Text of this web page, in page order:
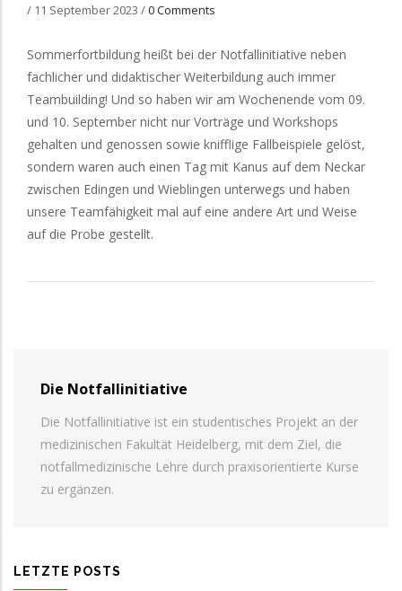
/ 11 September 2023 /0 Comments
Sommerfortbildung heißt bei der Notfallinitiative neben
fachlicher und didaktischer Weiterbildung auch immer
Teambuilding! Und so haben wir am Wochenende vom 09.
und 10. September nicht nur Vorträge und Workshops
gehalten und genossen sowie knifflige Fallbeispiele gelöst,
sondern waren auch einen Tag mit Kanus auf dem Neckar
zwischen Edingen und Wieblingen unterwegs und haben
unsere Teamfähigkeit mal auf eine andere Art und Weise
auf die Probe gestellt.
Die Notfallinitiative
Die Notfallinitiative ist ein studentisches Projekt an der
medizinischen Fakultät Heidelberg, mit dem Ziel, die
notfallmedizinische Lehre durch praxisorientierte Kurse
zu ergänzen.
LETZTE POSTS